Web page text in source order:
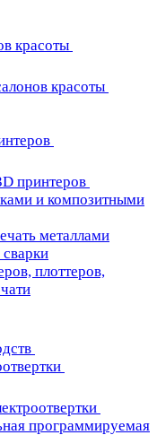
красоты
красоты
принтеров
и композитными
металлами
плоттеров,
программируемая